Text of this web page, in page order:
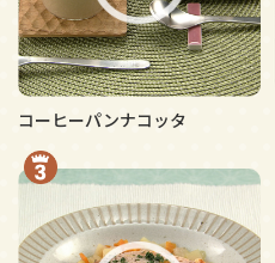
コーヒーパンナコッタ